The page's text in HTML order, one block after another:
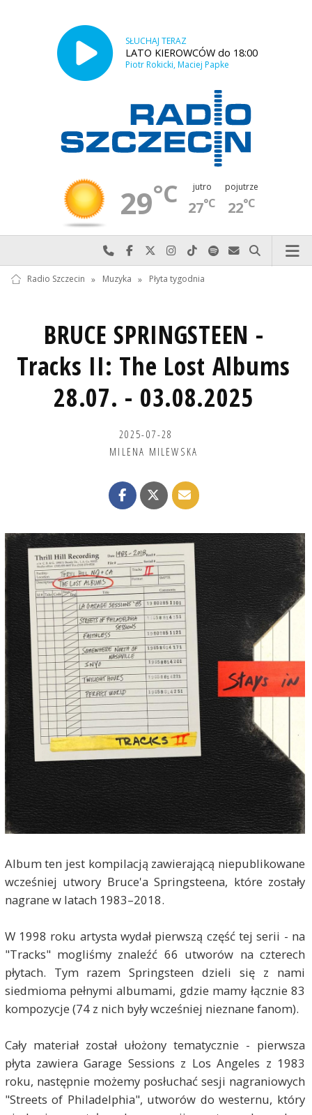
SŁUCHAJ TERAZ
LATO KIEROWCÓW do 18:00
Piotr Rokicki, Maciej Papke
29°C jutro
27°C
pojutrze
22°C
Najlepiej po prostu do nas zadzwoń
Odwiedź nas na Facebook-u
Odwiedź nas na X
Odwiedź nas na Instagram-ie
Odwiedź nas na TikTok-u
Szukaj nas na Spotify
Wyślij do nas
Szukaj
Radio Szczecin » Muzyka » Płyta tygodnia
BRUCE SPRINGSTEEN -
Tracks II: The Lost Albums
28.07. - 03.08.2025
2025-07-28
MILENA MILEWSKA
Album ten jest kompilacją zawierającą niepublikowane
wcześniej utwory Bruce'a Springsteena, które zostały
nagrane w latach 1983–2018.
W 1998 roku artysta wydał pierwszą część tej serii - na
"Tracks" mogliśmy znaleźć 66 utworów na czterech
płytach. Tym razem Springsteen dzieli się z nami
siedmioma pełnymi albumami, gdzie mamy łącznie 83
kompozycje (74 z nich były wcześniej nieznane fanom).
Cały materiał został ułożony tematycznie - pierwsza
płyta zawiera Garage Sessions z Los Angeles z 1983
roku, następnie możemy posłuchać sesji nagraniowych
"Streets of Philadelphia", utworów do westernu, który